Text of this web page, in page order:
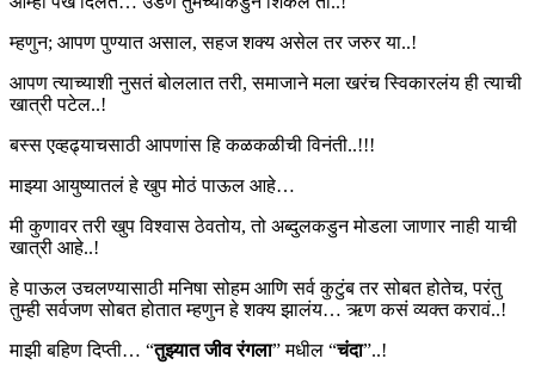
म्हणुन; आपण पुण्यात असाल, सहज शक्य असेल तर जरुर या..!
आपण त्याच्याशी नुसतं बोललात तरी, समाजाने मला खरंच स्विकारलंय ही त्याची
खात्री पटेल..!
बस्स एव्हढ्याचसाठी आपणांस हि कळकळीची विनंती..!!!
माझ्या आयुष्यातलं हे खुप मोठं पाऊल आहे…
मी कुणावर तरी खुप विश्वास ठेवतोय, तो अब्दुलकडुन मोडला जाणार नाही याची
खात्री आहे..!
हे पाऊल उचलण्यासाठी मनिषा सोहम आणि सर्व कुटुंब तर सोबत होतेच, परंतु
तुम्ही सर्वजण सोबत होतात म्हणुन हे शक्य झालंय… ऋण कसं व्यक्त करावं..!
माझी बहिण दिप्ती… “तुझ्यात जीव रंगला” मधील “चंदा”..!